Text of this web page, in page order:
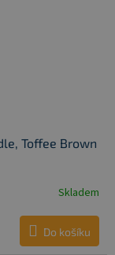
Toffee Brown
Skladem
Do košíku